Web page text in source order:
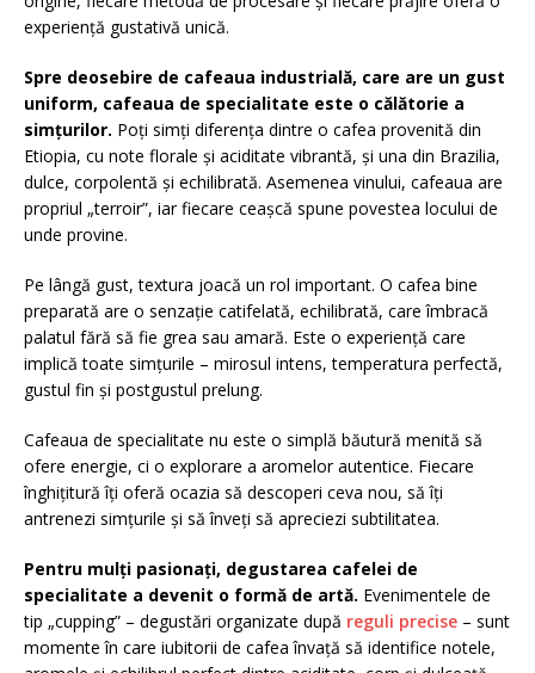
experiență gustativă unică.
Spre deosebire de cafeaua industrială, care are un gust
uniform, cafeaua de specialitate este o călătorie a
simțurilor. Poți simți diferența dintre o cafea provenită din
Etiopia, cu note florale și aciditate vibrantă, și una din Brazilia,
dulce, corpolentă și echilibrată. Asemenea vinului, cafeaua are
propriul „terroir”, iar fiecare ceașcă spune povestea locului de
unde provine.
Pe lângă gust, textura joacă un rol important. O cafea bine
preparată are o senzație catifelată, echilibrată, care îmbracă
palatul fără să fie grea sau amară. Este o experiență care
implică toate simțurile – mirosul intens, temperatura perfectă,
gustul fin și postgustul prelung.
Cafeaua de specialitate nu este o simplă băutură menită să
ofere energie, ci o explorare a aromelor autentice. Fiecare
înghițitură îți oferă ocazia să descoperi ceva nou, să îți
antrenezi simțurile și să înveți să apreciezi subtilitatea.
Pentru mulți pasionați, degustarea cafelei de
specialitate a devenit o formă de artă. Evenimentele de
tip „cupping” – degustări organizate după reguli precise – sunt
momente în care iubitorii de cafea învață să identifice notele,